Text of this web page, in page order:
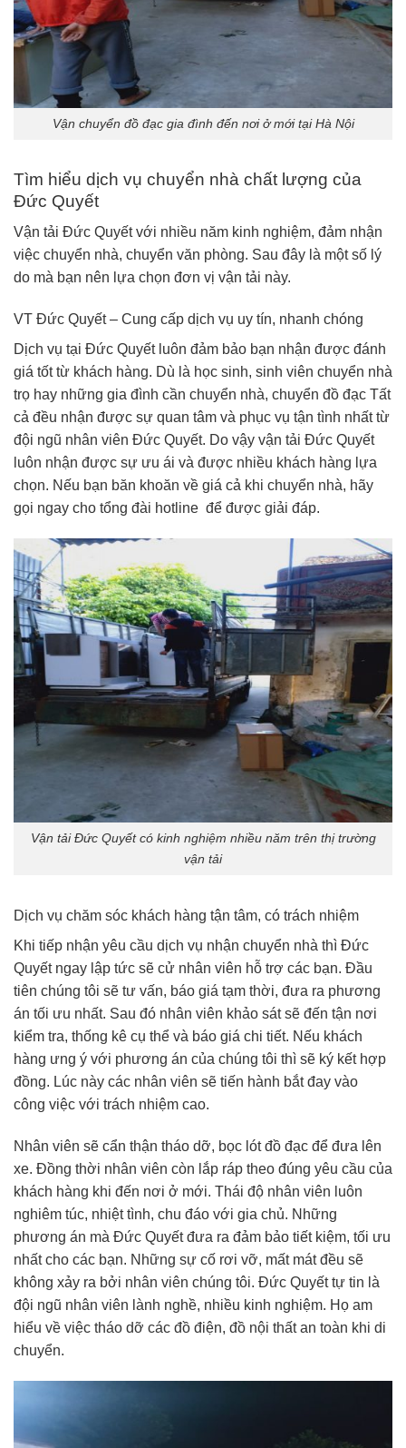
Vận chuyển đồ đạc gia đình đến nơi ở mới tại Hà Nội
Tìm hiểu dịch vụ chuyển nhà chất lượng của
Đức Quyết
Vận tải Đức Quyết với nhiều năm kinh nghiệm, đảm nhận
việc chuyển nhà, chuyển văn phòng. Sau đây là một số lý
do mà bạn nên lựa chọn đơn vị vận tải này.
VT Đức Quyết – Cung cấp dịch vụ uy tín, nhanh chóng
Dịch vụ tại Đức Quyết luôn đảm bảo bạn nhận được đánh
giá tốt từ khách hàng. Dù là học sinh, sinh viên chuyển nhà
trọ hay những gia đình cần chuyển nhà, chuyển đồ đạc Tất
cả đều nhận được sự quan tâm và phục vụ tận tình nhất từ
đội ngũ nhân viên Đức Quyết. Do vậy vận tải Đức Quyết
luôn nhận được sự ưu ái và được nhiều khách hàng lựa
chọn. Nếu bạn băn khoăn về giá cả khi chuyển nhà, hãy
gọi ngay cho tổng đài hotline để được giải đáp.
Vận tải Đức Quyết có kinh nghiệm nhiều năm trên thị trường
vận tải
Dịch vụ chăm sóc khách hàng tận tâm, có trách nhiệm
Khi tiếp nhận yêu cầu dịch vụ nhận chuyển nhà thì Đức
Quyết ngay lập tức sẽ cử nhân viên hỗ trợ các bạn. Đầu
tiên chúng tôi sẽ tư vấn, báo giá tạm thời, đưa ra phương
án tối ưu nhất. Sau đó nhân viên khảo sát sẽ đến tận nơi
kiểm tra, thống kê cụ thể và báo giá chi tiết. Nếu khách
hàng ưng ý với phương án của chúng tôi thì sẽ ký kết hợp
đồng. Lúc này các nhân viên sẽ tiến hành bắt đay vào
công việc với trách nhiệm cao.
Nhân viên sẽ cẩn thận tháo dỡ, bọc lót đồ đạc để đưa lên
xe. Đồng thời nhân viên còn lắp ráp theo đúng yêu cầu của
khách hàng khi đến nơi ở mới. Thái độ nhân viên luôn
nghiêm túc, nhiệt tình, chu đáo với gia chủ. Những
phương án mà Đức Quyết đưa ra đảm bảo tiết kiệm, tối ưu
nhất cho các bạn. Những sự cố rơi vỡ, mất mát đều sẽ
không xảy ra bởi nhân viên chúng tôi. Đức Quyết tự tin là
đội ngũ nhân viên lành nghề, nhiều kinh nghiệm. Họ am
hiểu về việc tháo dỡ các đồ điện, đồ nội thất an toàn khi di
chuyển.